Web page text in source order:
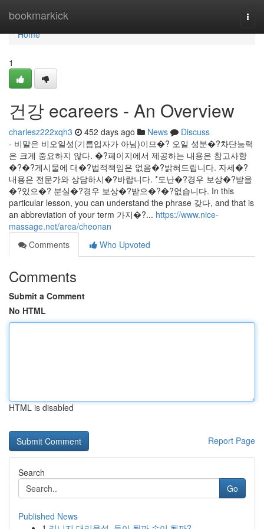
bookmarkick
Home
Home
1
건강 ecareers - An Overview
charlesz222xqh3 452 days ago News
Discuss
- 비말은 비오일성(기름입자가 아님)이므�? 오일 성분�?차단능력
은 크게 중요하지 않다. �?페이지에서 제공하는 내용은 참고사항
�?�?게시물에 대�?법적책임은 없음�?밝혀드립니다. 자세�?
내용은 전문가와 상담하시�?바랍니다. *도난�?경우 보상�?받을
�?있으�? 분실�?경우 보상�?받으�?�?없습니다. In this
particular lesson, you can understand the phrase 갖다, and that is
an abbreviation of your term 가지�?... https://www.nice-
massage.net/area/cheonan
Comments
Who Upvoted
Comments
Submit a Comment
No HTML
HTML is disabled
Report Page
Search
Go
Published News